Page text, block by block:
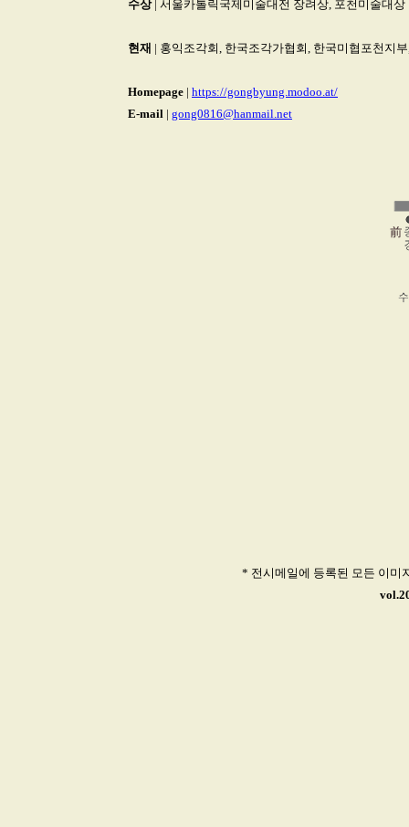
수상| 서울카톨릭국제미술대전 장려상, 포천미술대상
현재 | 홍익조각회, 한국조각가협회, 한국미협포천지
Homepage | https://gongbyung.modoo.at/
E-mail | gong0816@hanmail.net
* 전시메일에 등록된 모든 이미